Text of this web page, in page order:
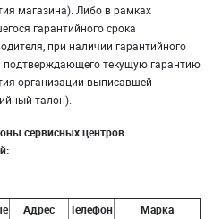
магазина). Либо в рамках
гарантийного срока
при наличии гарантийного
подтверждающего текущую гарантию
организации выписавшей
талон).
сервисных центров
Адрес Телефон Марка